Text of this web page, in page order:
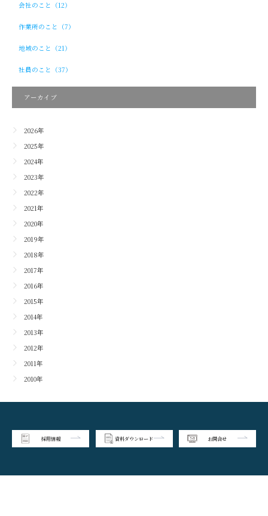
会社のこと（12）
作業所のこと（7）
地域のこと（21）
社員のこと（37）
アーカイブ
2026年
2025年
2024年
2023年
2022年
2021年
2020年
2019年
2018年
2017年
2016年
2015年
2014年
2013年
2012年
2011年
2010年
採用情報 資料ダウンロード お問合せ